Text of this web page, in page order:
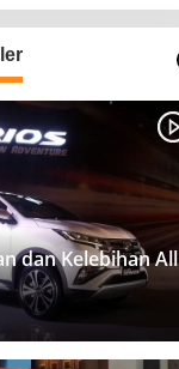
dan Kelebihan All